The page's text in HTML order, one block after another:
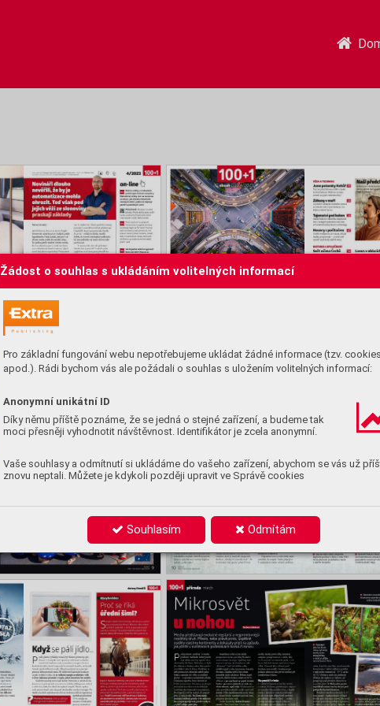
Žádost o souhlas s ukládáním volitelných informací
Pro základní fungování webu nepotřebujeme ukládat žádné informace (tzv.
apod.). Rádi bychom vás ale požádali o souhlas s uložením volitelných informací:
Anonymní unikátní ID
Díky němu příště poznáme, že se jedná o stejné zařízení, a budeme tak
moci přesněji vyhodnotit návštěvnost. Identifikátor je zcela anonymní.
Vaše souhlasy a odmítnutí si ukládáme do vašeho zařízení, abychom se vás už
znovu neptali. Můžete je kdykoli později upravit ve Správě cookies
Souhlasím Odmítám